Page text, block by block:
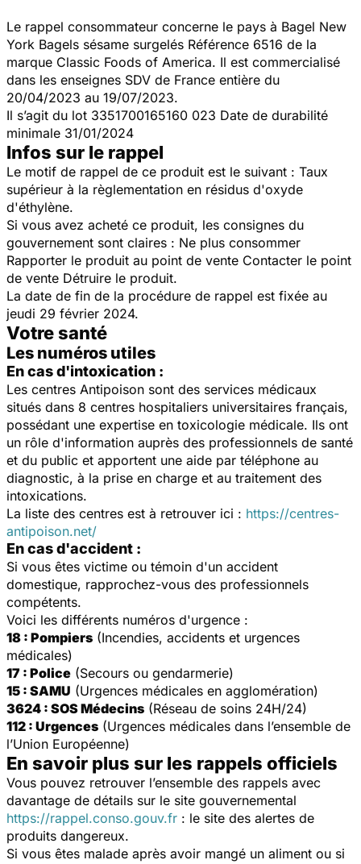
Le rappel consommateur concerne le pays à Bagel New
York Bagels sésame surgelés Référence 6516 de la
marque Classic Foods of America. Il est commercialisé
dans les enseignes SDV de France entière du
20/04/2023 au 19/07/2023.
Il s’agit du lot 3351700165160 023 Date de durabilité
minimale 31/01/2024
Infos sur le rappel
Le motif de rappel de ce produit est le suivant : Taux
supérieur à la règlementation en résidus d'oxyde
d'éthylène.
Si vous avez acheté ce produit, les consignes du
gouvernement sont claires : Ne plus consommer
Rapporter le produit au point de vente Contacter le point
de vente Détruire le produit.
La date de fin de la procédure de rappel est fixée au
jeudi 29 février 2024.
Votre santé
Les numéros utiles
En cas d'intoxication :
Les centres Antipoison sont des services médicaux
situés dans 8 centres hospitaliers universitaires français,
possédant une expertise en toxicologie médicale. Ils ont
un rôle d'information auprès des professionnels de santé
et du public et apportent une aide par téléphone au
diagnostic, à la prise en charge et au traitement des
intoxications.
La liste des centres est à retrouver ici : https://centres-
antipoison.net/
En cas d'accident :
Si vous êtes victime ou témoin d'un accident
domestique, rapprochez-vous des professionnels
compétents.
Voici les différents numéros d'urgence :
18 : Pompiers (Incendies, accidents et urgences
médicales)
17 : Police (Secours ou gendarmerie)
15 : SAMU (Urgences médicales en agglomération)
3624 : SOS Médecins (Réseau de soins 24H/24)
112 : Urgences (Urgences médicales dans l’ensemble de
l’Union Européenne)
En savoir plus sur les rappels officiels
Vous pouvez retrouver l’ensemble des rappels avec
davantage de détails sur le site gouvernemental
https://rappel.conso.gouv.fr : le site des alertes de
produits dangereux.
Si vous êtes malade après avoir mangé un aliment ou si